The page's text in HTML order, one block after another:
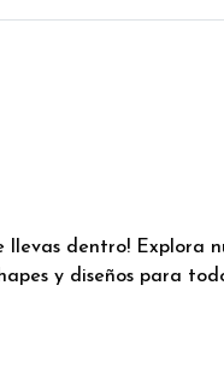
llevas dentro! Explora
y diseños para